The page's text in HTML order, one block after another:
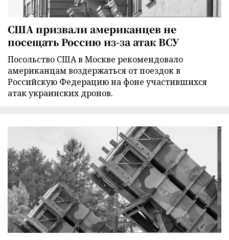
США призвали американцев не
посещать Россию из-за атак ВСУ
Посольство США в Москве рекомендовало
американцам воздержаться от поездок в
Российскую Федерацию на фоне участившихся
атак украинских дронов.